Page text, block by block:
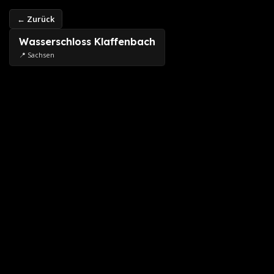
← Zurück
Wasserschloss Klaffenbach
📍 Sachsen